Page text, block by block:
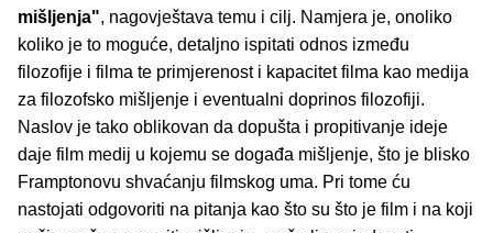
mišljenja", nagovještava temu i cilj. Namjera je, onoliko
koliko je to moguće, detaljno ispitati odnos između
filozofije i filma te primjerenost i kapacitet filma kao medija
za filozofsko mišljenje i eventualni doprinos filozofiji.
Naslov je tako oblikovan da dopušta i propitivanje ideje
daje film medij u kojemu se događa mišljenje, što je blisko
Framptonovu shvaćanju filmskog uma. Pri tome ću
nastojati odgovoriti na pitanja kao što su što je film i na koji